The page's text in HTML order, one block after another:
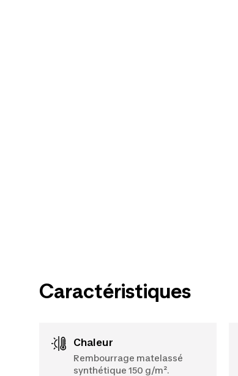
Caractéristiques
Chaleur
Rembourrage matelassé
synthétique 150 g/m².